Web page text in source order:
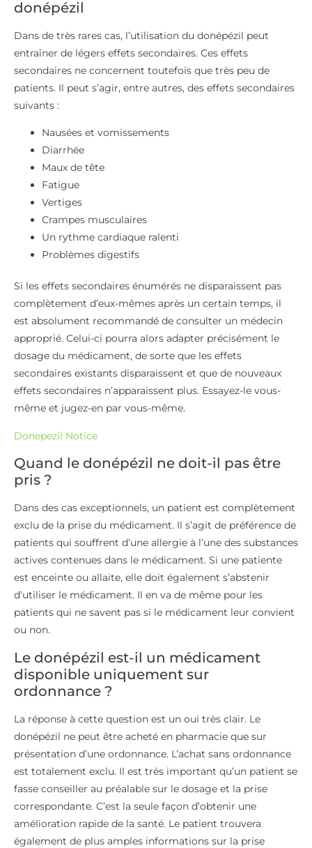
donépézil
Dans de très rares cas, l’utilisation du donépézil peut
entraîner de légers effets secondaires. Ces effets
secondaires ne concernent toutefois que très peu de
patients. Il peut s’agir, entre autres, des effets secondaires
suivants :
Nausées et vomissements
Diarrhée
Maux de tête
Fatigue
Vertiges
Crampes musculaires
Un rythme cardiaque ralenti
Problèmes digestifs
Si les effets secondaires énumérés ne disparaissent pas
complètement d’eux-mêmes après un certain temps, il
est absolument recommandé de consulter un médecin
approprié. Celui-ci pourra alors adapter précisément le
dosage du médicament, de sorte que les effets
secondaires existants disparaissent et que de nouveaux
effets secondaires n’apparaissent plus. Essayez-le vous-
même et jugez-en par vous-même.
Donepezil Notice
Quand le donépézil ne doit-il pas être
pris ?
Dans des cas exceptionnels, un patient est complètement
exclu de la prise du médicament. Il s’agit de préférence de
patients qui souffrent d’une allergie à l’une des substances
actives contenues dans le médicament. Si une patiente
est enceinte ou allaite, elle doit également s’abstenir
d’utiliser le médicament. Il en va de même pour les
patients qui ne savent pas si le médicament leur convient
ou non.
Le donépézil est-il un médicament
disponible uniquement sur
ordonnance ?
La réponse à cette question est un oui très clair. Le
donépézil ne peut être acheté en pharmacie que sur
présentation d’une ordonnance. L’achat sans ordonnance
est totalement exclu. Il est très important qu’un patient se
fasse conseiller au préalable sur le dosage et la prise
correspondante. C’est la seule façon d’obtenir une
amélioration rapide de la santé. Le patient trouvera
également de plus amples informations sur la prise